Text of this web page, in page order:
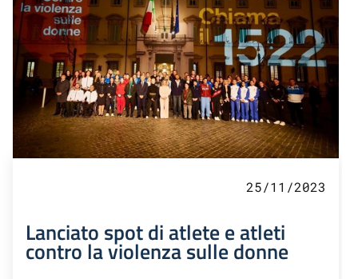
25/11/2023
Lanciato spot di atlete e atleti
contro la violenza sulle donne